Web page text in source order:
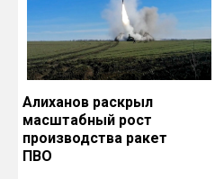
Алиханов раскрыл
масштабный рост
производства ракет
ПВО